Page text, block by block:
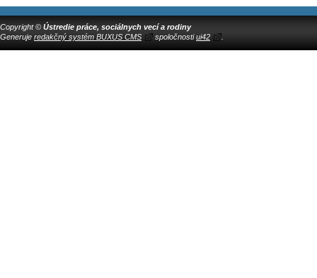
Copyright © Ústredie práce, sociálnych vecí a rodiny
Generuje redakčný systém BUXUS CMS spoločnostiui42